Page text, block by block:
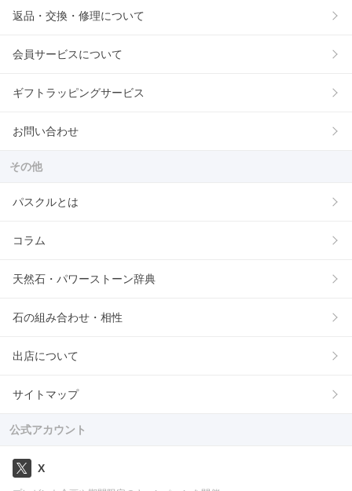
返品・交換・修理について
会員サービスについて
ギフトラッピングサービス
お問い合わせ
その他
パスクルとは
コラム
天然石・パワーストーン辞典
石の組み合わせ・相性
出店について
サイトマップ
公式アカウント
X